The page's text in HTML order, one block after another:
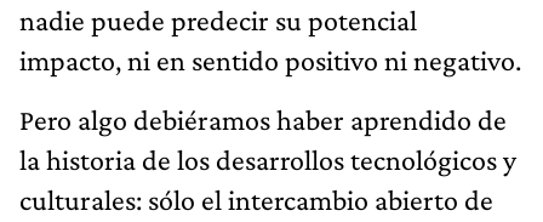
nadie puede predecir su potencial
impacto, ni en sentido positivo ni negativo.
Pero algo debiéramos haber aprendido de
la historia de los desarrollos tecnológicos y
culturales: sólo el intercambio abierto de